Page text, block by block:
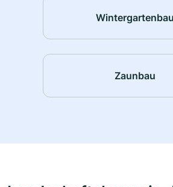
Wintergartenbau
Zaunbau